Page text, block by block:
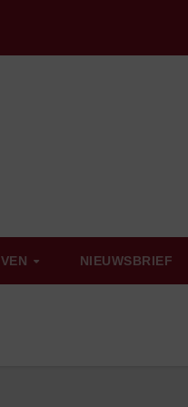
NIEUWSBRIEF